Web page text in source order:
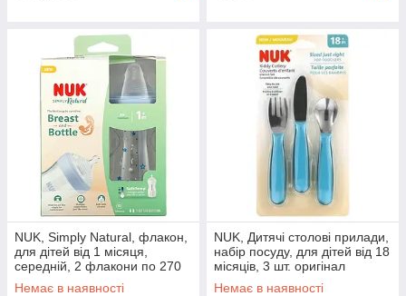
NUK, Simply Natural, флакон,
для дітей від 1 місяця,
середній, 2 флакони по 270
мл (9 унцій)
Немає в наявності
NUK, Дитячі столові прилади,
набір посуду, для дітей від 18
місяців, 3 шт. оригінал
Немає в наявності